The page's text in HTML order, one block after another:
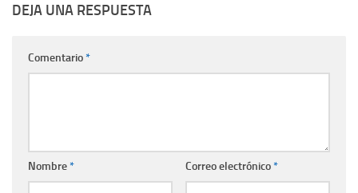
DEJA UNA RESPUESTA
Comentario*
Nombre* Correo electrónico*